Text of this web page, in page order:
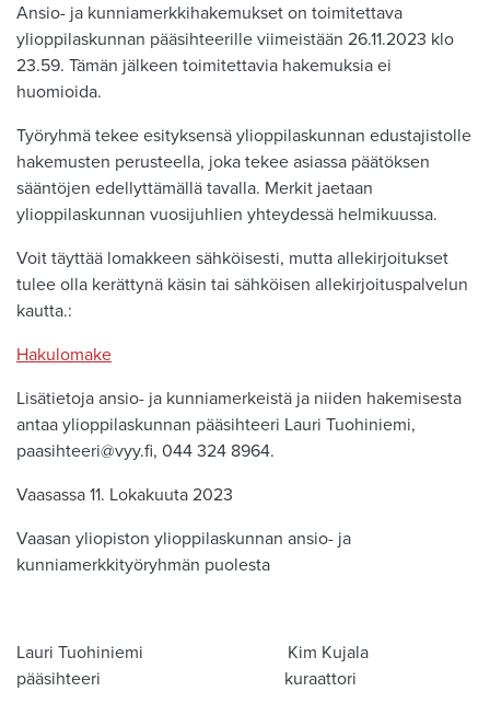
Ansio- ja kunniamerkkihakemukset on toimitettava
ylioppilaskunnan pääsihteerille viimeistään 26.11.2023 klo
23.59. Tämän jälkeen toimitettavia hakemuksia ei
huomioida.
Työryhmä tekee esityksensä ylioppilaskunnan edustajistolle
hakemusten perusteella, joka tekee asiassa päätöksen
sääntöjen edellyttämällä tavalla. Merkit jaetaan
ylioppilaskunnan vuosijuhlien yhteydessä helmikuussa.
Voit täyttää lomakkeen sähköisesti, mutta allekirjoitukset
tulee olla kerättynä käsin tai sähköisen allekirjoituspalvelun
kautta.:
Hakulomake
Lisätietoja ansio- ja kunniamerkeistä ja niiden hakemisesta
antaa ylioppilaskunnan pääsihteeri Lauri Tuohiniemi,
paasihteeri@vyy.fi, 044 324 8964.
Vaasassa 11. Lokakuuta 2023
Vaasan yliopiston ylioppilaskunnan ansio- ja
kunniamerkkityöryhmän puolesta
Lauri Tuohiniemi Kim Kujala
pääsihteeri kuraattori